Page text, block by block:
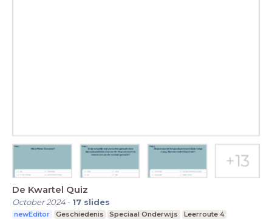
De Kwartel Quiz
October 2024- 17 slides
newEditor Geschiedenis Speciaal Onderwijs Leerroute 4